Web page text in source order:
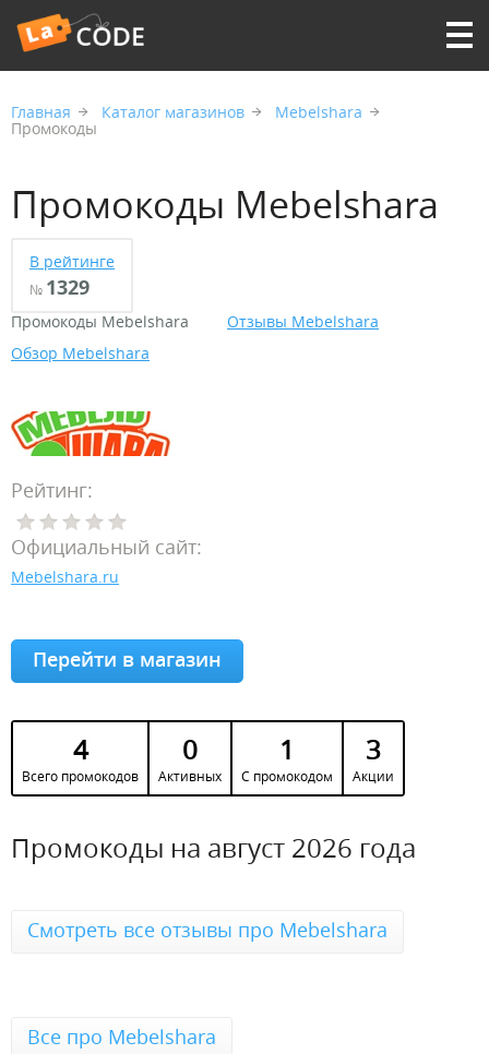
Главная Каталог магазинов Mebelshara
Промокоды
Промокоды Mebelshara
В рейтинге
№ 1329
Промокоды Mebelshara
Отзывы Mebelshara
Обзор Mebelshara
Рейтинг:
Официальный сайт:
Mebelshara.ru
Перейти в магазин
4
Всего промокодов
0
Активных
1
С промокодом
3
Акции
Промокоды на август 2026 года
Смотреть все отзывы про Mebelshara
Все про Mebelshara